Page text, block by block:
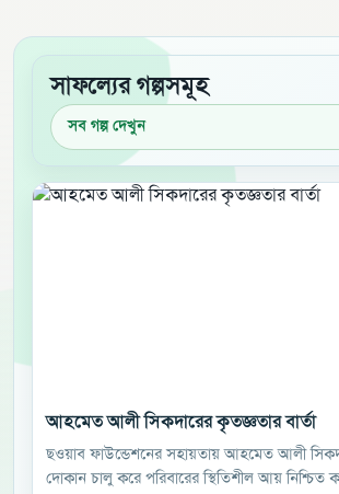
সাফল্যের গল্পসমূহ
সব গল্প দেখুন
আহমেত আলী সিকদারের কৃতজ্ঞতার বার্তা
ছওয়াব ফাউন্ডেশনের সহায়তায় আহমেত আলী
দোকান চালু করে পরিবারের স্থিতিশীল আয় নিশ্চিত